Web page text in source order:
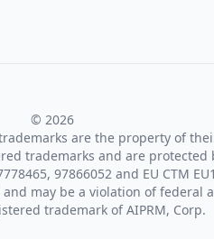
© 2026
are the property of
trademarks and are
97866052 and EU CTM
may be a violation of federal
trademark of AIPRM, Corp.